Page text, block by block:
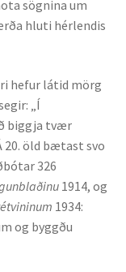
sögnina um
hluti hérlendis
hefur látid mörg
„Í
biggja tvær
20. öld bætast svo
326
1914, og
1934:
og byggðu